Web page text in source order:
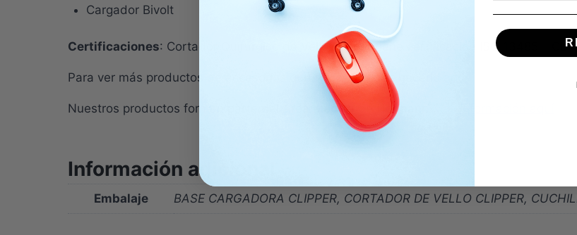
Cargador Bivolt
Certificaciones: Cortador Quirúrgico de Vello Clipper tiene certificación ISO 13485 – CLV
Para ver más productos de accesorios qurúrgicos puedes hacerlo
Nuestros productos forman parte del Área Médica de Hofmann
Información adicional
Embalaje BASE CARGADORA CLIPPER, CORTADOR DE VELLO CLIPPER,